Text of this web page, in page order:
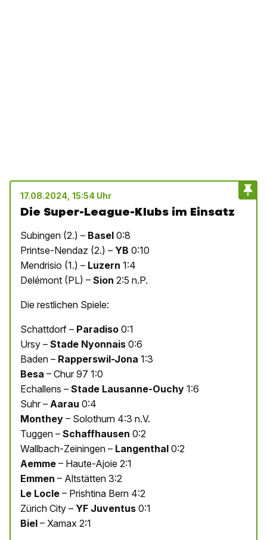
17.08.2024, 15:54 Uhr
Die Super-League-Klubs im Einsatz
Subingen (2.) – Basel 0:8
Printse-Nendaz (2.) – YB 0:10
Mendrisio (1.) – Luzern 1:4
Delémont (PL) – Sion 2:5 n.P.
Die restlichen Spiele:
Schattdorf – Paradiso 0:1
Ursy – Stade Nyonnais 0:6
Baden – Rapperswil-Jona 1:3
Besa – Chur 97 1:0
Echallens – Stade Lausanne-Ouchy 1:6
Suhr – Aarau 0:4
Monthey – Solothurn 4:3 n.V.
Tuggen – Schaffhausen 0:2
Wallbach-Zeiningen – Langenthal 0:2
Aemme – Haute-Ajoie 2:1
Emmen – Altstätten 3:2
Le Locle – Prishtina Bern 4:2
Zürich City – YF Juventus 0:1
Biel – Xamax 2:1